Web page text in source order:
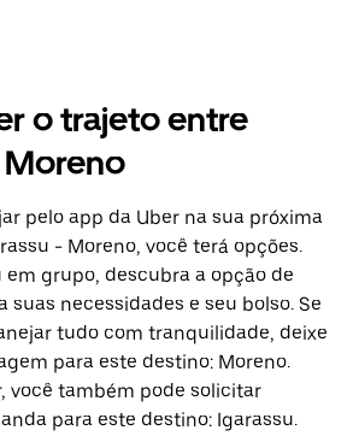
o trajeto entre
Moreno
pelo app da Uber na sua próxima
- Moreno, você terá opções.
em grupo, descubra a opção de
suas necessidades e seu bolso. Se
tudo com tranquilidade, deixe
para este destino: Moreno.
você também pode solicitar
para este destino: Igarassu.